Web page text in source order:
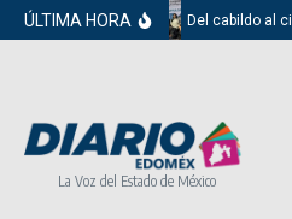
Saltar al contenido
ÚLTIMA HORA Del cabildo al
La Voz del Estado de México